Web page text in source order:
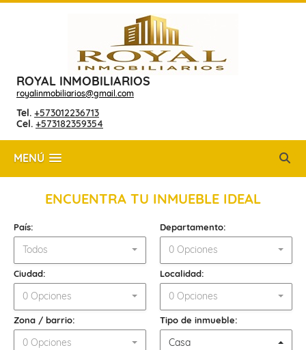
ROYAL INMOBILIARIOS
royalinmobiliarios@gmail.com
Tel. +573012236713
Cel. +573182359354
MENÚ
ENCUENTRA TU INMUEBLE IDEAL
País:
Todos
Departamento:
0 Opciones
Ciudad:
0 Opciones
Localidad:
0 Opciones
Zona / barrio:
0 Opciones
Tipo de inmueble:
Casa